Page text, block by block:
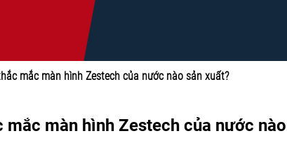
mắc màn hình Zestech của nước nào sản xuất?
mắc màn hình Zestech của nước